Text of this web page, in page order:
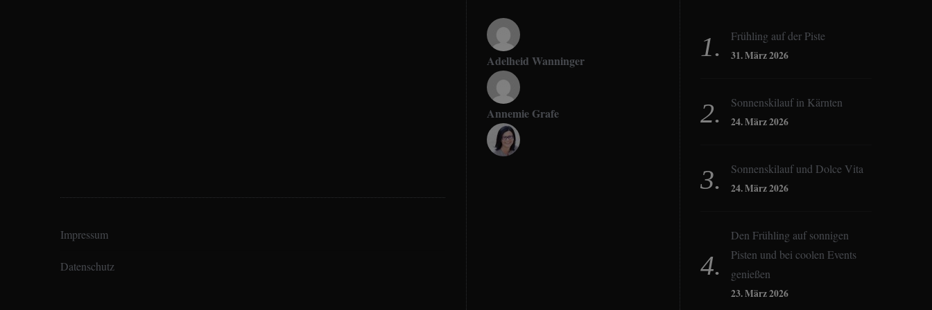
Impressum
Datenschutz
Adelheid Wanninger
Annemie Grafe
Frühling auf der Piste
31. März 2026
Sonnenskilauf in Kärnten
24. März 2026
Sonnenskilauf und Dolce Vita
24. März 2026
Den Frühling auf sonnigen
Pisten und bei coolen Events
genießen
23. März 2026